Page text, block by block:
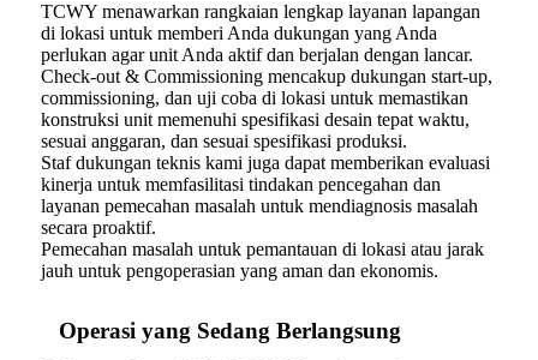
TCWY menawarkan rangkaian lengkap layanan lapangan
di lokasi untuk memberi Anda dukungan yang Anda
perlukan agar unit Anda aktif dan berjalan dengan lancar.
Check-out & Commissioning mencakup dukungan start-up,
commissioning, dan uji coba di lokasi untuk memastikan
konstruksi unit memenuhi spesifikasi desain tepat waktu,
sesuai anggaran, dan sesuai spesifikasi produksi.
Staf dukungan teknis kami juga dapat memberikan evaluasi
kinerja untuk memfasilitasi tindakan pencegahan dan
layanan pemecahan masalah untuk mendiagnosis masalah
secara proaktif.
Pemecahan masalah untuk pemantauan di lokasi atau jarak
jauh untuk pengoperasian yang aman dan ekonomis.
Operasi yang Sedang Berlangsung